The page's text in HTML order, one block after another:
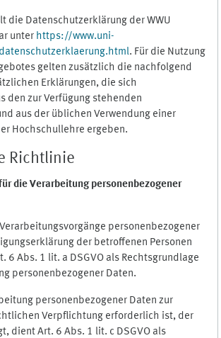
die Datenschutzerklärung der WWU
unter https://www.uni-
. Für die Nutzung
gelten zusätzlich die nachfolgend
Erklärungen, die sich
den zur Verfügung stehenden
aus der üblichen Verwendung einer
Hochschullehre ergeben.
Richtlinie
die Verarbeitung personenbezogener
personenbezogener
der betroffenen Personen
6 Abs. 1 lit. a DSGVO als Rechtsgrundlage
personenbezogener Daten.
personenbezogener Daten zur
Verpflichtung erforderlich ist, der
dient Art. 6 Abs. 1 lit. c DSGVO als